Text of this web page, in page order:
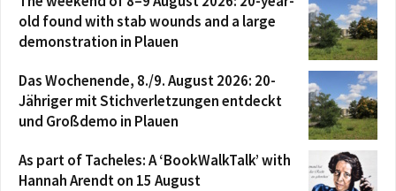
old found with stab wounds and a large
demonstration in Plauen
Das Wochenende, 8./9. August 2026: 20-
Jähriger mit Stichverletzungen entdeckt
und Großdemo in Plauen
As part of Tacheles: A ‘BookWalkTalk’ with
Hannah Arendt on 15 August